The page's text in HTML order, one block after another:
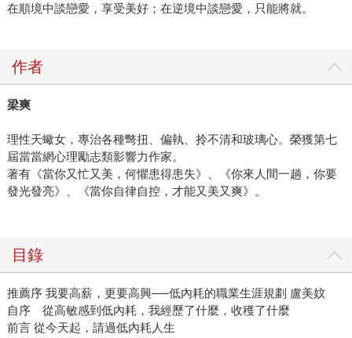
在順境中談戀愛，享受美好；在逆境中談戀愛，只能將就。
作者
梁爽
理性天蠍女，專治各種彆扭、偏執、拎不清和玻璃心。榮獲第七
屆當當網心理勵志類影響力作家。
著有《當你又忙又美，何懼患得患失》、《你來人間一趟，你要
發光發亮》、《當你自律自控，才能又美又爽》。
目錄
推薦序 我要高薪，更要高興──低內耗的職業生涯規劃 盧美妏
自序 從高敏感到低內耗，我經歷了什麼，收穫了什麼
前言 從今天起，請過低內耗人生